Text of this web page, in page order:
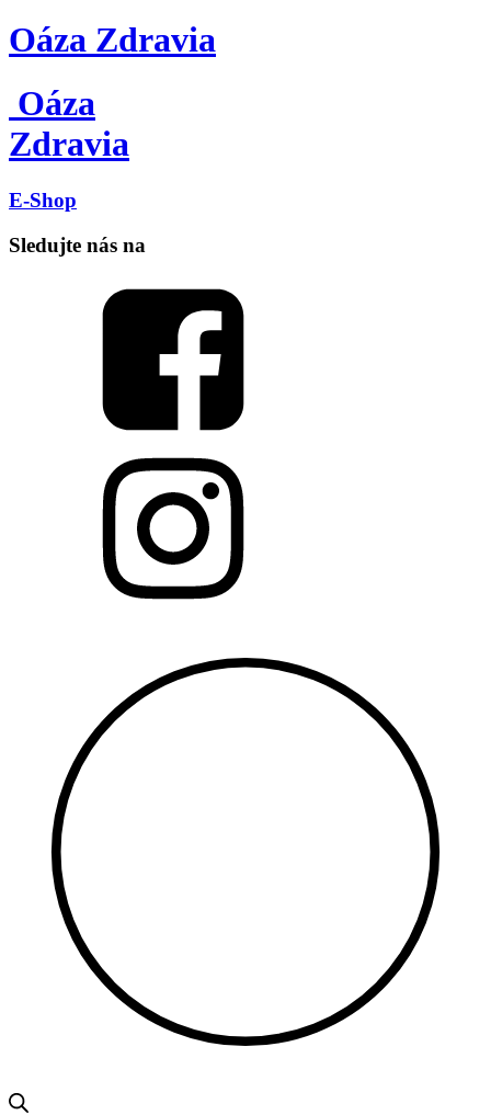
Oáza Zdravia
Oáza
Zdravia
E-Shop
Sledujte nás na